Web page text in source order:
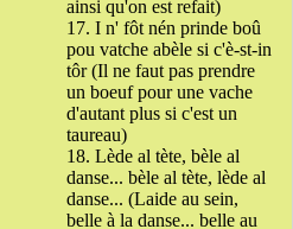
ainsi qu'on est refait)
17. I n' fôt nén prinde boû
pou vatche abèle si c'è-st-in
tôr (Il ne faut pas prendre
un boeuf pour une vache
d'autant plus si c'est un
taureau)
18. Lède al tète, bèle al
danse... bèle al tète, lède al
danse... (Laide au sein,
belle à la danse... belle au